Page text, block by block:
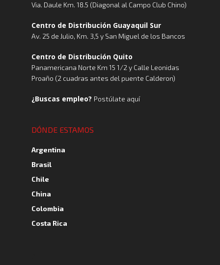
Via. Daule Km. 18.5 (Diagonal al Campo Club Chino)
Centro de Distribución Guayaquil Sur
Av. 25 de Julio, Km. 3,5 y San Miguel de los Bancos
Centro de Distribución Quito
Panamericana Norte Km 15 1/2 y Calle Leonidas
Proaño (2 cuadras antes del puente Calderon)
¿Buscas empleo? Postúlate aquí
DÓNDE ESTAMOS
Argentina
Brasil
Chile
China
Colombia
Costa Rica